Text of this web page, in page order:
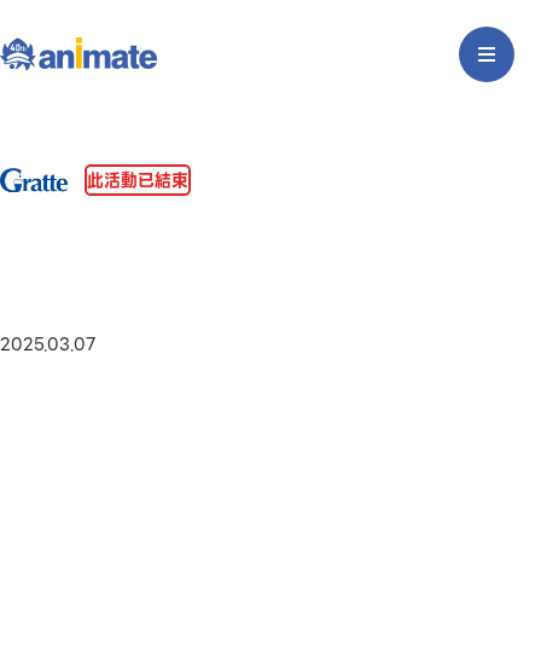
此活動已結束
2025.03.07